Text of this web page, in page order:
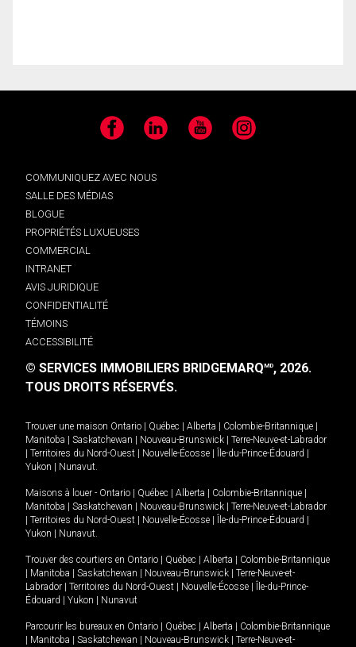
Facebook LinkedIn YouTube Instagram
COMMUNIQUEZ AVEC NOUS
SALLE DES MÉDIAS
BLOGUE
PROPRIÉTÉS LUXUEUSES
COMMERCIAL
INTRANET
AVIS JURIDIQUE
CONFIDENTIALITÉ
TÉMOINS
ACCESSIBILITÉ
© SERVICES IMMOBILIERS BRIDGEMARQMD, 2026.
TOUS DROITS RÉSERVÉS.
Trouver une maison Ontario Québec Alberta Colombie-Britannique
Manitoba
Saskatchewan Nouveau-Brunswick
Terre-Neuve-et-Labrador
Territoires du Nord-Ouest Nouvelle-Écosse Île-du-Prince-Édouard
Yukon
Nunavut.
Maisons à louer - Ontario Québec Alberta Colombie-Britannique
Manitoba
Saskatchewan Nouveau-Brunswick
Terre-Neuve-et-Labrador
Territoires du Nord-Ouest Nouvelle-Écosse Île-du-Prince-Édouard
Yukon
Nunavut.
Trouver des courtiers en Ontario Québec Alberta
Colombie-Britannique
Manitoba Saskatchewan Nouveau-Brunswick
Terre-Neuve-et-
Labrador
Territoires du Nord-Ouest Nouvelle-Écosse
Île-du-Prince-
Édouard
Yukon Nunavut
Parcourir les bureaux en Ontario Québec Alberta
Colombie-Britannique
Manitoba Saskatchewan Nouveau-Brunswick
Terre-Neuve-et-